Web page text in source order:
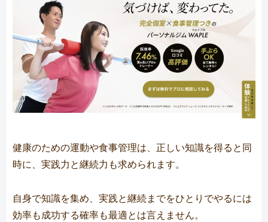
健康のための運動や食事管理は、正しい知識を得ると同
時に、実践力と継続力も求められます。
自身で知識を集め、実践と継続までをひとりでやるには
効率も成功する確率も最適とは言えません。